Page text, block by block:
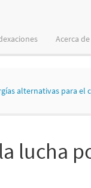
Acerca de
alternativas para
lucha